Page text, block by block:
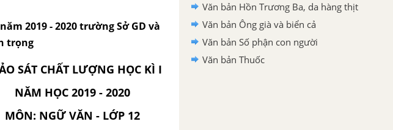
2019 - 2020 trường Sở GD và
trọng
SÁT CHẤT LƯỢNG HỌC KÌ I
NĂM HỌC 2019 - 2020
MÔN: NGỮ VĂN - LỚP 12
Văn bản Hồn Trương Ba, da hàng thịt
Văn bản Ông già và biển cả
Văn bản Số phận con người
Văn bản Thuốc